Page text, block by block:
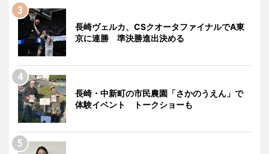
長崎ヴェルカ、CSクオータファイナルでA東
京に連勝 準決勝進出決める
長崎・中新町の市民農園「さかのうえん」で
体験イベント トークショーも